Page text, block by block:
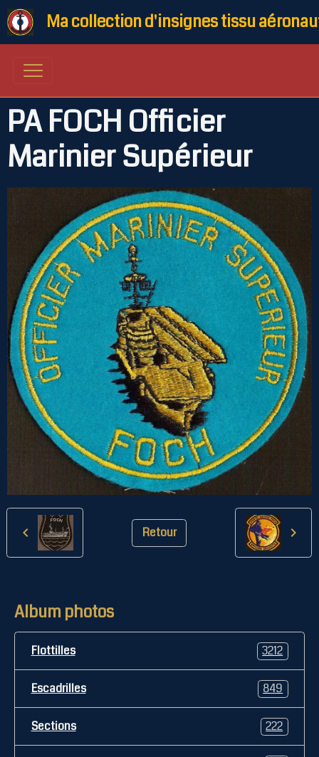
Ma collection d'insignes tissu
PA FOCH Officier
Marinier Supérieur
Retour
Album photos
Flottilles 3212
Escadrilles 849
Sections 222